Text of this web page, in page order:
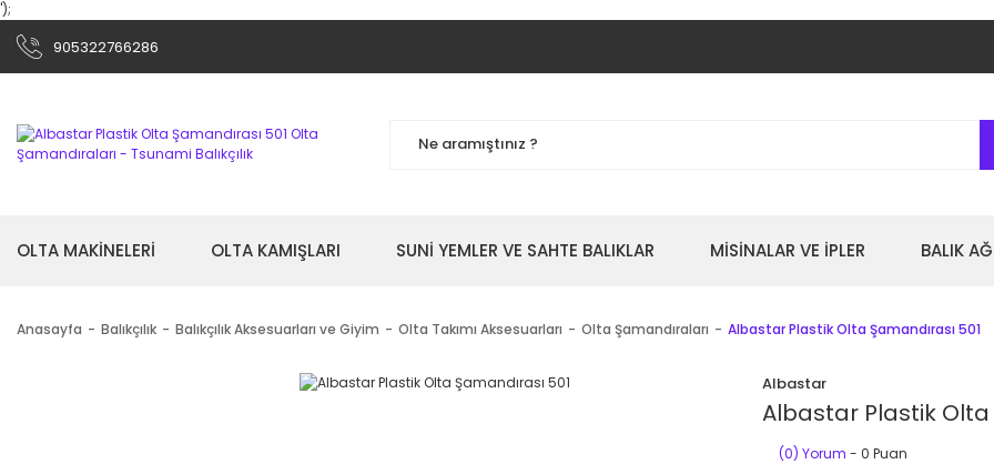
');
905322766286
OLTA MAKİNELERİ OLTA KAMIŞLARI SUNİ YEMLER VE SAHTE BALIKLAR MİSİNALAR VE İPLER BALIK
Anasayfa Balıkçılık Balıkçılık Aksesuarları ve Giyim Olta Takımı Aksesuarları Olta Şamandıraları Albastar Plastik Olta Şamandırası 501
Albastar
Albastar Plastik Olta
(0) Yorum - 0 Puan